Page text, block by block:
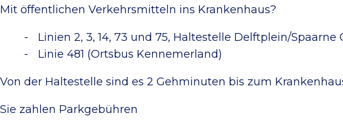
Mit öffentlichen Verkehrsmitteln ins Krankenhaus?
Linien 2, 3, 14, 73 und 75, Haltestelle Delftplein/Spaarne
Linie 481 (Ortsbus Kennemerland)
Von der Haltestelle sind es 2 Gehminuten bis zum
Sie zahlen Parkgebühren